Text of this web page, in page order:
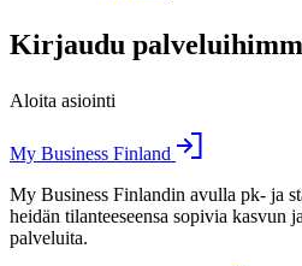
Kirjaudu
Aloita asiointi
My Business Finland
My Business Finlandin avulla pk- ja
heidän tilanteeseensa sopivia kasvun
palveluita.